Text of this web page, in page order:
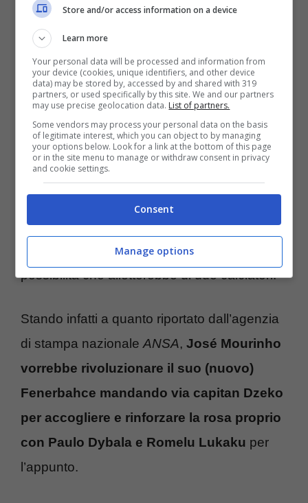
punto che
seriamente valutando la possibilità di
continuare a giocare insieme anche nella
prossima stagione, seppur non in
giallorosso. Ovviamente al momento
starebbero parlando di uno scenario di
difficile realizzazione, considerato il fatto che
la Roma difficilmente lascerebbe partire
l’argentino dopo aver salutato il belga, ma
nelle ultime ore sarebbe uscita fuori una
possibilità che alletterebbe di due calciatori.
Stando infatti a quanto riportato dall’agenzia
di stampa nazionale ANSA, José Mourinho
vorrebbe rivoluzionare il suo (nuovo)
Fenerbahce mandando via capitan Dzeko
per accogliere e rinforzare la rosa proprio
con Paulo Dybala e Romelu Lukaku per
l’appunto.
Store and/or access information on a device
Learn more
Your personal data will be processed and information from
your device (cookies, unique identifiers, and other device
data) may be stored by, accessed by and shared with 319
partners, or used specifically by this site. We and our partners
may use precise geolocation data. List of partners.
Some vendors may process your personal data on the basis
of legitimate interest, which you can object to by managing
your options below. Look for a link at the bottom of this page
or in the site menu to manage or withdraw consent in privacy
and cookie settings.
Consent
Manage options